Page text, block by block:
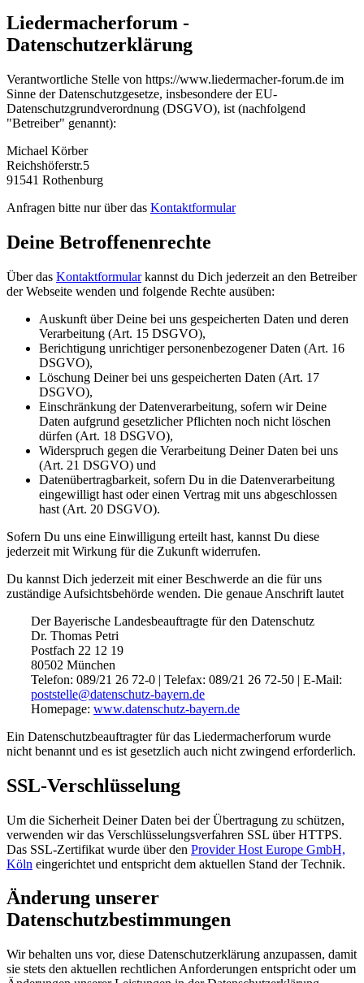
Liedermacherforum -
Datenschutzerklärung
Verantwortliche Stelle von https://www.liedermacher-forum.de im
Sinne der Datenschutzgesetze, insbesondere der EU-
Datenschutzgrundverordnung (DSGVO), ist (nachfolgend
"Betreiber" genannt):
Michael Körber
Reichshöferstr.5
91541 Rothenburg
Anfragen bitte nur über das Kontaktformular
Deine Betroffenenrechte
Über das Kontaktformularkannst du Dich jederzeit an den Betreiber
der Webseite wenden und folgende Rechte ausüben:
Auskunft über Deine bei uns gespeicherten Daten und deren
Verarbeitung (Art. 15 DSGVO),
Berichtigung unrichtiger personenbezogener Daten (Art. 16
DSGVO),
Löschung Deiner bei uns gespeicherten Daten (Art. 17
DSGVO),
Einschränkung der Datenverarbeitung, sofern wir Deine
Daten aufgrund gesetzlicher Pflichten noch nicht löschen
dürfen (Art. 18 DSGVO),
Widerspruch gegen die Verarbeitung Deiner Daten bei uns
(Art. 21 DSGVO) und
Datenübertragbarkeit, sofern Du in die Datenverarbeitung
eingewilligt hast oder einen Vertrag mit uns abgeschlossen
hast (Art. 20 DSGVO).
Sofern Du uns eine Einwilligung erteilt hast, kannst Du diese
jederzeit mit Wirkung für die Zukunft widerrufen.
Du kannst Dich jederzeit mit einer Beschwerde an die für uns
zuständige Aufsichtsbehörde wenden. Die genaue Anschrift lautet
Der Bayerische Landesbeauftragte für den Datenschutz
Dr. Thomas Petri
Postfach 22 12 19
80502 München
Telefon: 089/21 26 72-0 | Telefax: 089/21 26 72-50 | E-Mail:
poststelle@datenschutz-bayern.de
Homepage: www.datenschutz-bayern.de
Ein Datenschutzbeauftragter für das Liedermacherforum wurde
nicht benannt und es ist gesetzlich auch nicht zwingend erforderlich.
SSL-Verschlüsselung
Um die Sicherheit Deiner Daten bei der Übertragung zu schützen,
verwenden wir das Verschlüsselungsverfahren SSL über HTTPS.
Das SSL-Zertifikat wurde über den Provider Host Europe GmbH,
Köln eingerichtet und entspricht dem aktuellen Stand der Technik.
Änderung unserer
Datenschutzbestimmungen
Wir behalten uns vor, diese Datenschutzerklärung anzupassen, damit
sie stets den aktuellen rechtlichen Anforderungen entspricht oder um